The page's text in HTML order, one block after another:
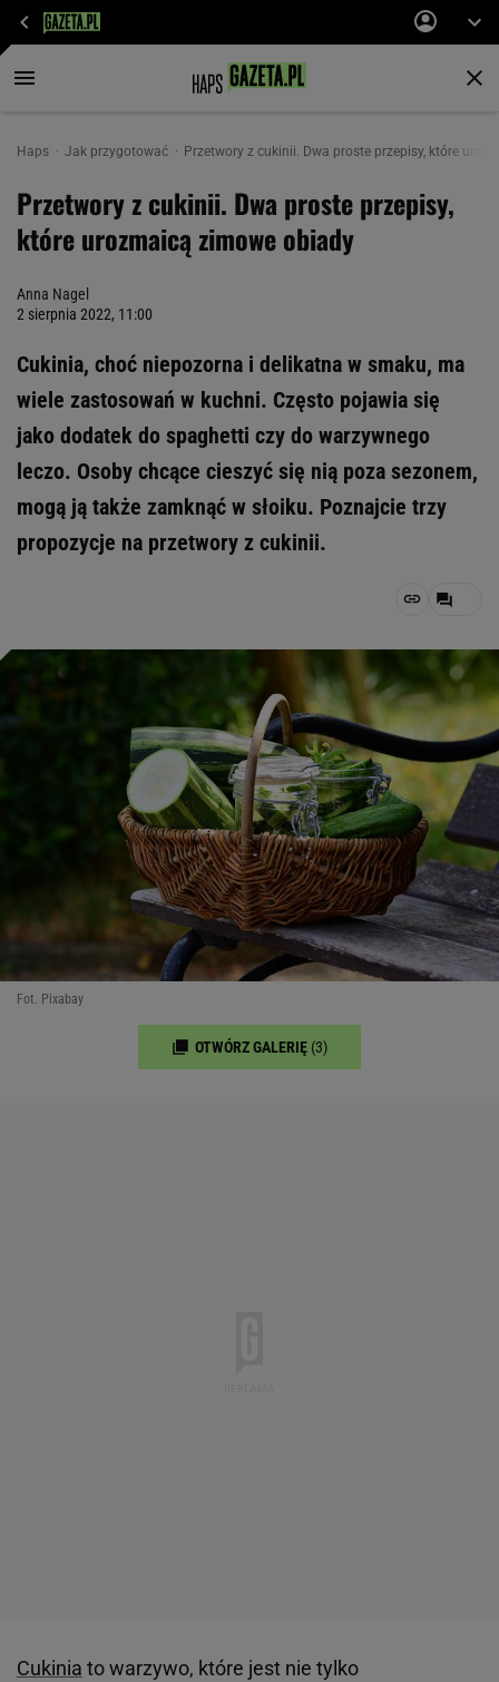
Haps Jak przygotować Przetwory z cukinii. Dwa proste przepisy, które
Przetwory z cukinii. Dwa proste przepisy,
które urozmaicą zimowe obiady
Anna Nagel
2 sierpnia 2022, 11:00
Cukinia, choć niepozorna i delikatna w smaku, ma
wiele zastosowań w kuchni. Często pojawia się
jako dodatek do spaghetti czy do warzywnego
leczo. Osoby chcące cieszyć się nią poza sezonem,
mogą ją także zamknąć w słoiku. Poznajcie trzy
propozycje na przetwory z cukinii.
Fot. Pixabay
OTWÓRZ GALERIĘ (3)
Cukinia to warzywo, które jest nie tylko